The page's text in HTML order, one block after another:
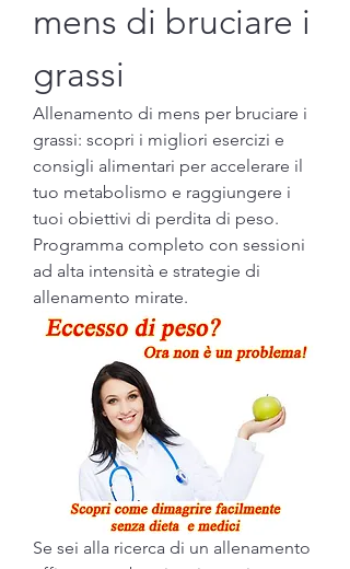
mens di bruciare i
grassi
Allenamento di mens per bruciare i
grassi: scopri i migliori esercizi e
consigli alimentari per accelerare il
tuo metabolismo e raggiungere i
tuoi obiettivi di perdita di peso.
Programma completo con sessioni
ad alta intensità e strategie di
allenamento mirate.
Se sei alla ricerca di un allenamento